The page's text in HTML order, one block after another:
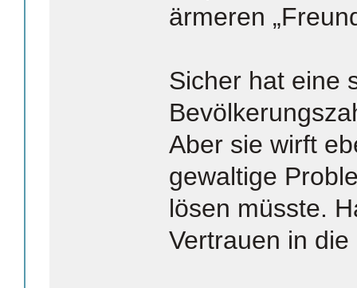
ärmeren
Sicher hat eine
Aber sie wirft
gewaltige
lösen müsste.
Vertrauen in die